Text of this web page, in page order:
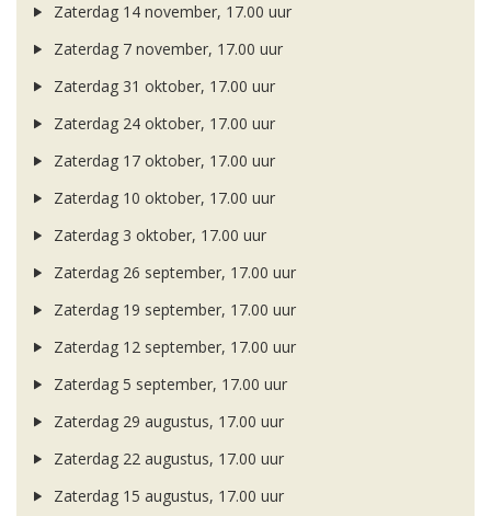
Zaterdag 14 november, 17.00 uur
Zaterdag 7 november, 17.00 uur
Zaterdag 31 oktober, 17.00 uur
Zaterdag 24 oktober, 17.00 uur
Zaterdag 17 oktober, 17.00 uur
Zaterdag 10 oktober, 17.00 uur
Zaterdag 3 oktober, 17.00 uur
Zaterdag 26 september, 17.00 uur
Zaterdag 19 september, 17.00 uur
Zaterdag 12 september, 17.00 uur
Zaterdag 5 september, 17.00 uur
Zaterdag 29 augustus, 17.00 uur
Zaterdag 22 augustus, 17.00 uur
Zaterdag 15 augustus, 17.00 uur